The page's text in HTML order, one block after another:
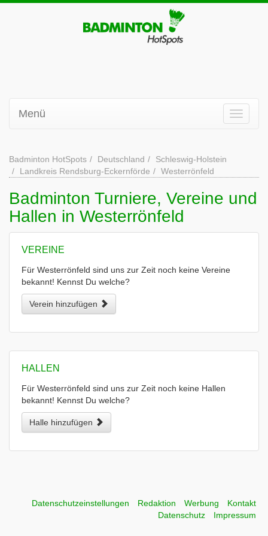
Menü
Badminton HotSpots Deutschland
Schleswig-Holstein
Landkreis Rendsburg-Eckernförde
Westerrönfeld
Badminton Turniere, Vereine und
Hallen in Westerrönfeld
VEREINE
Für Westerrönfeld sind uns zur Zeit noch keine Vereine
bekannt! Kennst Du welche?
Verein hinzufügen
HALLEN
Für Westerrönfeld sind uns zur Zeit noch keine Hallen
bekannt! Kennst Du welche?
Halle hinzufügen
Datenschutzeinstellungen Redaktion Werbung
Kontakt
Datenschutz
Impressum